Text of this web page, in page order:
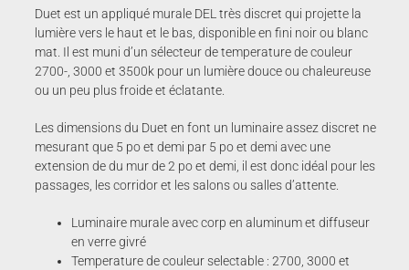
Duet est un appliqué murale DEL très discret qui projette la
lumière vers le haut et le bas, disponible en fini noir ou blanc
mat. Il est muni d’un sélecteur de temperature de couleur
2700-, 3000 et 3500k pour un lumière douce ou chaleureuse
ou un peu plus froide et éclatante.
Les dimensions du Duet en font un luminaire assez discret ne
mesurant que 5 po et demi par 5 po et demi avec une
extension de du mur de 2 po et demi, il est donc idéal pour les
passages, les corridor et les salons ou salles d’attente.
Luminaire murale avec corp en aluminum et diffuseur
en verre givré
Temperature de couleur selectable : 2700, 3000 et